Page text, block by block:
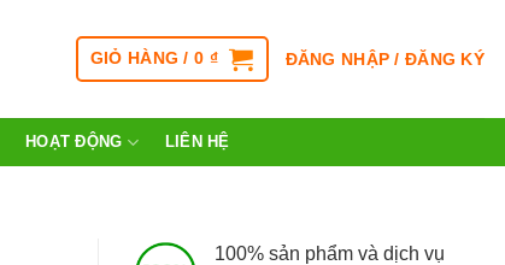
GIỎ HÀNG /0 ₫ ĐĂNG NHẬP / ĐĂNG KÝ
HOẠT ĐỘNG LIÊN HỆ
100% sản phẩm và dịch vụ